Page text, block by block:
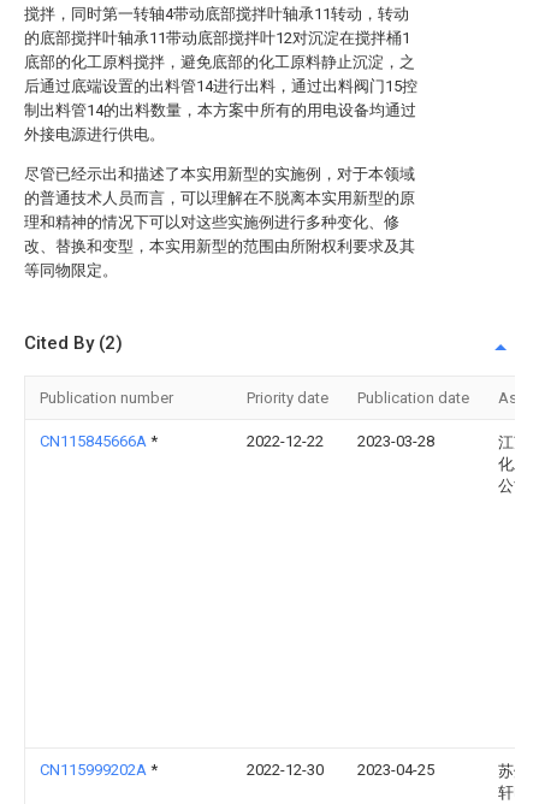
搅拌，同时第一转轴4带动底部搅拌叶轴承11转动，转动
的底部搅拌叶轴承11带动底部搅拌叶12对沉淀在搅拌桶1
底部的化工原料搅拌，避免底部的化工原料静止沉淀，之
后通过底端设置的出料管14进行出料，通过出料阀门15控
制出料管14的出料数量，本方案中所有的用电设备均通过
外接电源进行供电。
尽管已经示出和描述了本实用新型的实施例，对于本领域
的普通技术人员而言，可以理解在不脱离本实用新型的原
理和精神的情况下可以对这些实施例进行多种变化、修
改、替换和变型，本实用新型的范围由所附权利要求及其
等同物限定。
Cited By (2)
Publication number Priority date Publication date
CN115845666A * 2022-12-22 2023-03-28
江苏
化工
公司
CN115999202A * 2022-12-30 2023-04-25
苏州
轩电